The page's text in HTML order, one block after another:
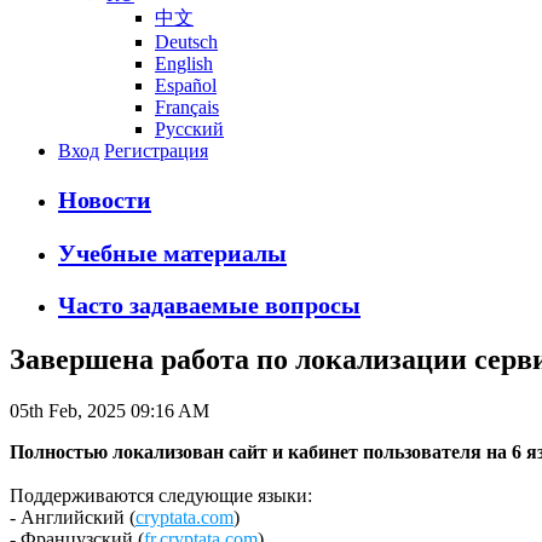
中文
Deutsch
English
Español
Français
Русский
Вход Регистрация
Новости
Учебные материалы
Часто задаваемые вопросы
Завершена работа по локализации
05th Feb, 2025 09:16 AM
Полностью локализован сайт и кабинет пользователя на 6
Поддерживаются следующие языки:
- Английский (cryptata.com)